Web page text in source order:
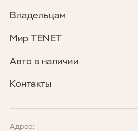
T4L
T7
T8
Акции и спецпредложения
Калькулятор Трейд-Ин
Сравнение комплектаций
Кредитные программы
Программы страхования
Владельцам
Сервисные акции
Программа «Помощь в пути»
Гарантия
Запись на сервис
Мир TENET
О бренде
Награды TENET
Сообщество владельцев TENET
Авто в наличии
Контакты
Адрес: